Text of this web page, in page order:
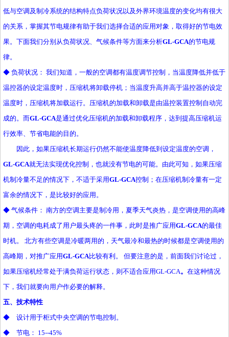
低与空调及制冷系统的结构特点负荷状况以及外界环境温度的变化均有很大
的关系，掌握其节电规律有助于我们选择合适的应用对象，取得好的节电效
果。下面我们分别从负荷状况、气候条件等方面来分析GL-GCA的节电规
律。
◆ 负荷状况： 我们知道，一般的空调都有温度调节控制，当温度降低并低于
温控器的设定温度时，压缩机将卸载停机；当温度升高并高于温控器的设定
温度时，压缩机将加载运行。压缩机的加载和卸载是由温控装置控制自动完
成的。而GL-GCA是通过优化压缩机的加载和卸载程序，达到提高压缩机运
行效率、节省电能的目的。
因此，如果压缩机长期运行仍然不能使温度降低到设定温度的空调，
GL-GCA就无法实现优化控制，也就没有节电的可能。由此可知，如果压缩
机制冷量不足的情况下，不适于采用GL-GCA控制；在压缩机制冷量有一定
富余的情况下，是比较好的应用。
◆ 气候条件： 南方的空调主要是制冷用，夏季天气炎热，是空调使用的高峰
期，空调的电耗成了用户最头疼的一件事，此时是推广应用GL-GCA的最佳
时机。 北方有些空调是冷暖两用的，天气最冷和最热的时候都是空调使用的
高峰期，对推广应用GL-GCA比较有利。 但要注意的是，前面我们讨论过，
如果压缩机经常处于满负荷运行状态，则不适合应用GL-GCA。 在这种情况
下，我们就要向用户作必要的解释。
五、技术特性
◆ 设计用于柜式中央空调的节电控制。
◆ 节电： 15--45%